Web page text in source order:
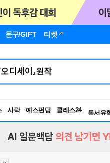
문구/GIFT 티켓
사락 예스펀딩 클래스24
독서유
RBTI
AI 일문백답 의견 남기면